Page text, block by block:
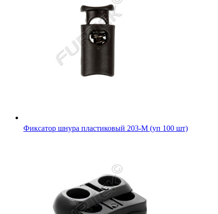
Фиксатор шнура пластиковый 203-М (уп 100 шт)